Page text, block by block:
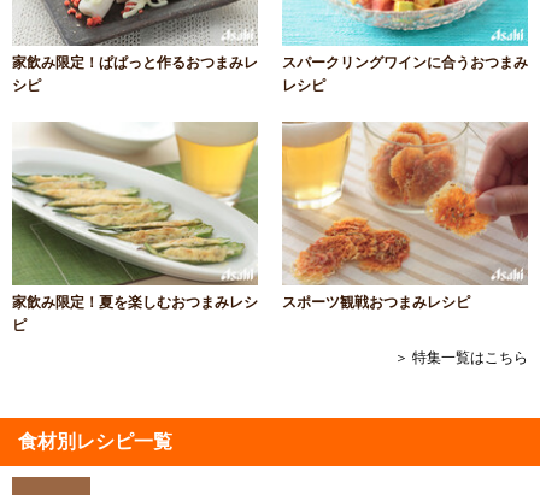
家飲み限定！ぱぱっと作るおつまみレ
シピ
スパークリングワインに合うおつまみ
レシピ
家飲み限定！夏を楽しむおつまみレシ
ピ
スポーツ観戦おつまみレシピ
＞ 特集一覧はこちら
食材別レシピ一覧